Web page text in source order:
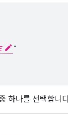
"
하나를 선택합니